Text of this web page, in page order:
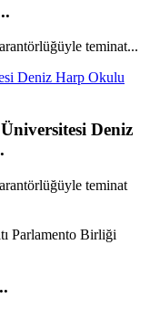
teminat...
Deniz Harp Okulu
Deniz
teminat